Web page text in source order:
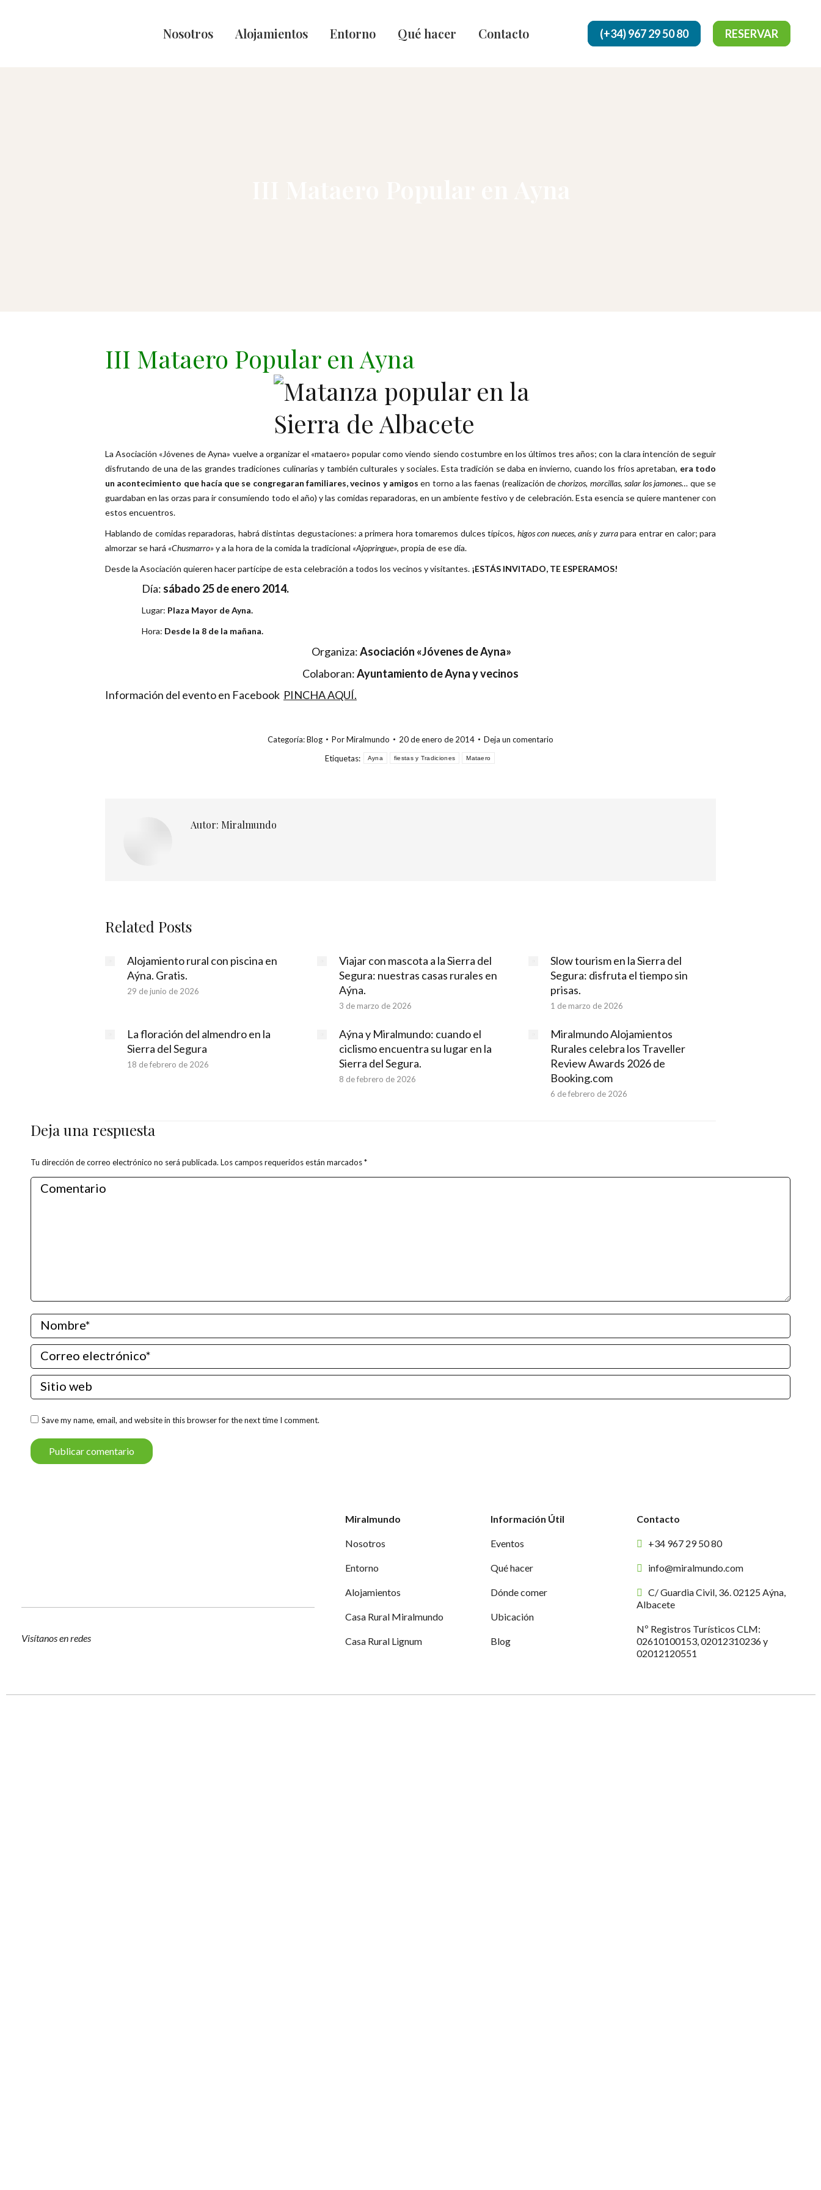
Nosotros Alojamientos Entorno Qué hacer Contacto (+34) 967 29 50 80 RESERVAR
III Mataero Popular en Ayna
La Asociación «Jóvenes de Ayna» vuelve a organizar el «mataero» popular como viendo siendo costumbre en los últimos tres años; con la clara intención de seguir
disfrutando de una de las grandes tradiciones culinarias y también culturales y sociales. Esta tradición se daba en invierno, cuando los fríos apretaban, era todo
un acontecimiento que hacía que se congregaran familiares, vecinos y amigos en torno a las faenas (realización dechorizos, morcillas, salar los jamones… que se
guardaban en las orzas para ir consumiendo todo el año) y las comidas reparadoras, en un ambiente festivo y de celebración. Esta esencia se quiere mantener con
estos encuentros.
Hablando de comidas reparadoras, habrá distintas degustaciones: a primera hora tomaremos dulces típicos, higos con nueces, anís y zurrapara entrar en calor; para
almorzar se hará «Chusmarro»y a la hora de la comida la tradicional «Ajopringue», propia de ese día.
Desde la Asociación quieren hacer partícipe de esta celebración a todos los vecinos y visitantes. ¡ESTÁS INVITADO, TE ESPERAMOS!
Día: sábado 25 de enero 2014.
Lugar: Plaza Mayor de Ayna.
Hora: Desde la 8 de la mañana.
Organiza:Asociación «Jóvenes de Ayna»
Colaboran:Ayuntamiento de Ayna y vecinos
Información del evento en Facebook PINCHA AQUÍ.
Categoría:Blog PorMiralmundo 20 de enero de 2014
Deja un comentario
Etiquetas:
Ayna fiestas y Tradiciones Mataero
Autor: Miralmundo
Related Posts
Alojamiento rural con piscina en
Aýna. Gratis.
29 de junio de 2026
Viajar con mascota a la Sierra del
Segura: nuestras casas rurales en
Aýna.
3 de marzo de 2026
Slow tourism en la Sierra del
Segura: disfruta el tiempo sin
prisas.
1 de marzo de 2026
La floración del almendro en la
Sierra del Segura
18 de febrero de 2026
Aýna y Miralmundo: cuando el
ciclismo encuentra su lugar en la
Sierra del Segura.
8 de febrero de 2026
Miralmundo Alojamientos
Rurales celebra los Traveller
Review Awards 2026 de
Booking.com
6 de febrero de 2026
Deja una respuesta
Tu dirección de correo electrónico no será publicada. Los campos requeridos están marcados*
Comentario
Nombre *
Correo electrónico *
Sitio web
Save my name, email, and website in this browser for the next time I comment.
Publicar comentario
Visítanos en redes
Miralmundo
Nosotros
Entorno
Alojamientos
Casa Rural Miralmundo
Casa Rural Lignum
Información Útil
Eventos
Qué hacer
Dónde comer
Ubicación
Blog
Contacto
+34 967 29 50 80
info@miralmundo.com
C/ Guardia Civil, 36. 02125 Aýna,
Albacete
Nº Registros Turísticos CLM:
02610100153, 02012310236 y
02012120551